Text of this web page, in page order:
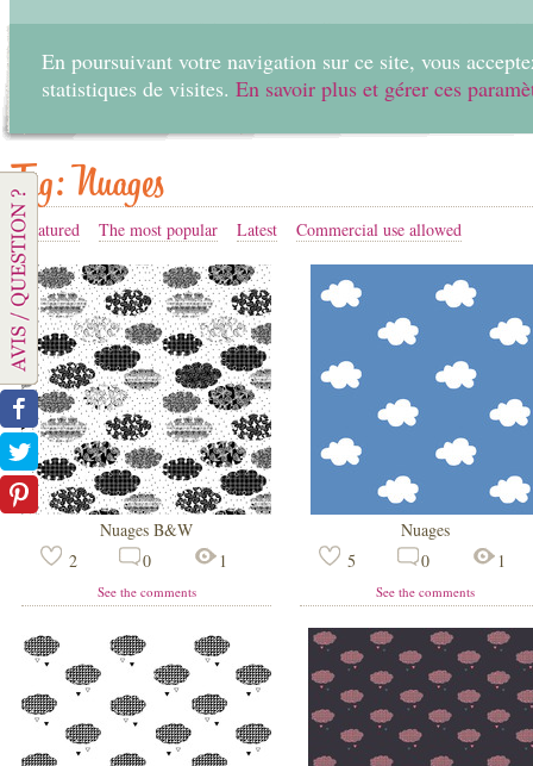
En poursuivant votre navigation sur ce site, vous
statistiques de visites. En savoir plus et gérer ces
Tag: Nuages
Featured The most popular Latest Commercial use allowed
Nuages B&W
2
0 1
See the comments
Nuages
5
0 1
See the comments